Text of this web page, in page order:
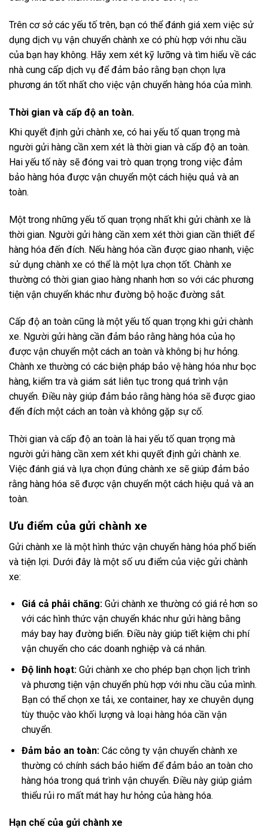
Trên cơ sở các yếu tố trên, bạn có thể đánh giá xem việc sử
dụng dịch vụ vận chuyển chành xe có phù hợp với nhu cầu
của bạn hay không. Hãy xem xét kỹ lưỡng và tìm hiểu về các
nhà cung cấp dịch vụ để đảm bảo rằng bạn chọn lựa
phương án tốt nhất cho việc vận chuyển hàng hóa của mình.
Thời gian và cấp độ an toàn.
Khi quyết định gửi chành xe, có hai yếu tố quan trọng mà
người gửi hàng cần xem xét là thời gian và cấp độ an toàn.
Hai yếu tố này sẽ đóng vai trò quan trọng trong việc đảm
bảo hàng hóa được vận chuyển một cách hiệu quả và an
toàn.
Một trong những yếu tố quan trọng nhất khi gửi chành xe là
thời gian. Người gửi hàng cần xem xét thời gian cần thiết để
hàng hóa đến đích. Nếu hàng hóa cần được giao nhanh, việc
sử dụng chành xe có thể là một lựa chọn tốt. Chành xe
thường có thời gian giao hàng nhanh hơn so với các phương
tiện vận chuyển khác như đường bộ hoặc đường sắt.
Cấp độ an toàn cũng là một yếu tố quan trọng khi gửi chành
xe. Người gửi hàng cần đảm bảo rằng hàng hóa của họ
được vận chuyển một cách an toàn và không bị hư hỏng.
Chành xe thường có các biện pháp bảo vệ hàng hóa như bọc
hàng, kiểm tra và giám sát liên tục trong quá trình vận
chuyển. Điều này giúp đảm bảo rằng hàng hóa sẽ được giao
đến đích một cách an toàn và không gặp sự cố.
Thời gian và cấp độ an toàn là hai yếu tố quan trọng mà
người gửi hàng cần xem xét khi quyết định gửi chành xe.
Việc đánh giá và lựa chọn đúng chành xe sẽ giúp đảm bảo
rằng hàng hóa sẽ được vận chuyển một cách hiệu quả và an
toàn.
Ưu điểm của gửi chành xe
Gửi chành xe là một hình thức vận chuyển hàng hóa phổ biến
và tiện lợi. Dưới đây là một số ưu điểm của việc gửi chành
xe:
Giá cả phải chăng:Gửi chành xe thường có giá rẻ hơn so
với các hình thức vận chuyển khác như gửi hàng bằng
máy bay hay đường biển. Điều này giúp tiết kiệm chi phí
vận chuyển cho các doanh nghiệp và cá nhân.
Độ linh hoạt:Gửi chành xe cho phép bạn chọn lịch trình
và phương tiện vận chuyển phù hợp với nhu cầu của mình.
Bạn có thể chọn xe tải, xe container, hay xe chuyên dụng
tùy thuộc vào khối lượng và loại hàng hóa cần vận
chuyển.
Đảm bảo an toàn:Các công ty vận chuyển chành xe
thường có chính sách bảo hiểm để đảm bảo an toàn cho
hàng hóa trong quá trình vận chuyển. Điều này giúp giảm
thiểu rủi ro mất mát hay hư hỏng của hàng hóa.
Hạn chế của gửi chành xe